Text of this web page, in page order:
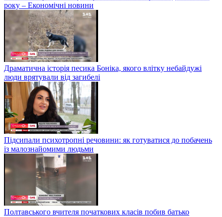
року – Економічні новини
Драматична історія песика Боніка, якого влітку небайдужі
люди врятували від загибелі
Підсипали психотропні речовини: як готуватися до побачень
із малознайомими людьми
Полтавського вчителя початкових класів побив батько